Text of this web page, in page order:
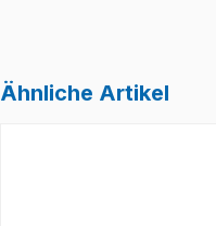
Ähnliche Artikel